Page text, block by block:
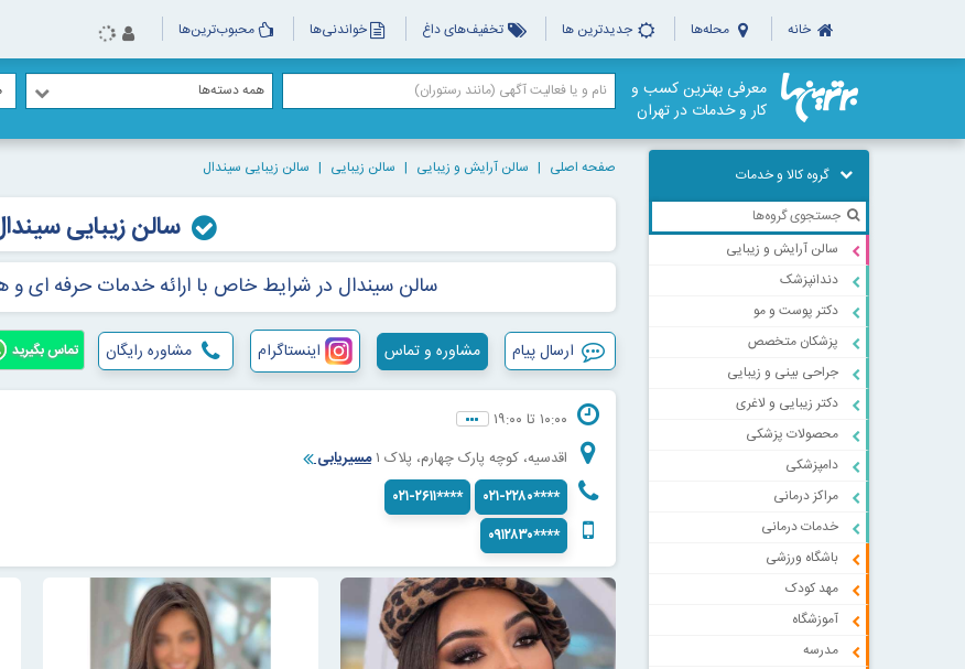
خانه محله‌ها جدیدترین ها تخفیف‌های داغ خواندنی‌ها محبوب‌ترین‌ها
معرفی بهترین کسب و
کار و خدمات در تهران
همه دسته‌ها
گروه کالا و خدمات
سالن آرایش و زیبایی
دندانپزشک
دکتر پوست و مو
پزشکان متخصص
جراحی بینی و زیبایی
دکتر زیبایی و لاغری
محصولات پزشکی
دامپزشکی
مراکز درمانی
خدمات درمانی
باشگاه ورزشی
مهد کودک
آموزشگاه
مدرسه
صفحه اصلی سالن آرایش و زیبایی سالن زیبایی سالن زیبایی سیندال
سالن زیبایی
سالن سیندال در شرایط خاص با ارائه خدمات حرفه ای و
ارسال پیام مشاوره و تماس اینستاگرام مشاوره رایگان تماس بگیرید
۱۰:۰۰ تا ۱۹:۰۰
اقدسیه، کوچه پارک چهارم، پلاک ۱ مسیریابی
۰۲۱-۲۲۸۰****
۰۲۱-۲۶۱۱****
۰۹۱۲۸۳۰****